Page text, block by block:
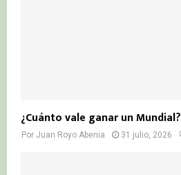
¿Cuánto vale ganar un Mundial?
Por Juan Royo Abenia 31 julio, 2026